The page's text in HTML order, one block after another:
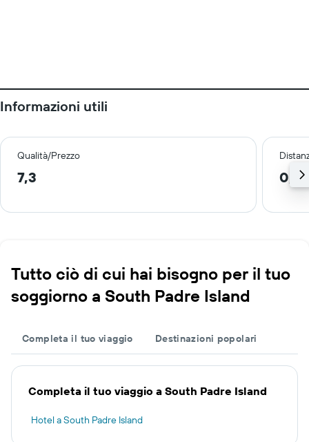
Informazioni utili
Qualità/Prezzo
7,3 0,4
Tutto ciò di cui hai bisogno per il tuo
soggiorno a South Padre Island
Completa il tuo viaggio Destinazioni popolari
Completa il tuo viaggio a South Padre Island
Hotel a South Padre Island